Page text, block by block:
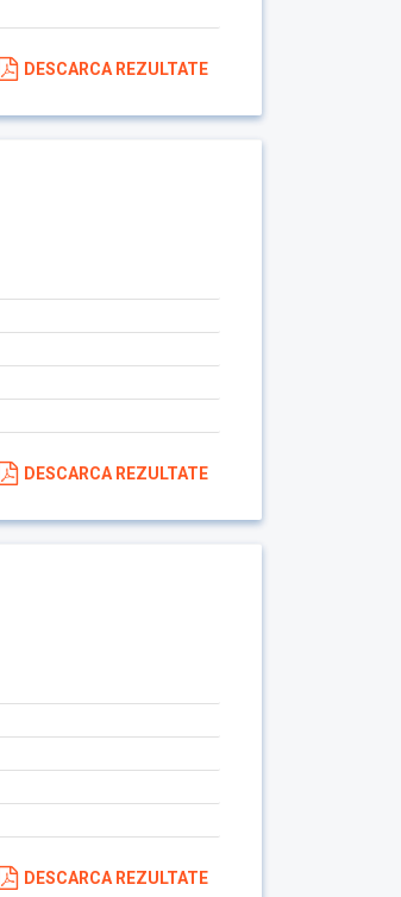
DESCARCA REZULTATE
DESCARCA REZULTATE
DESCARCA REZULTATE